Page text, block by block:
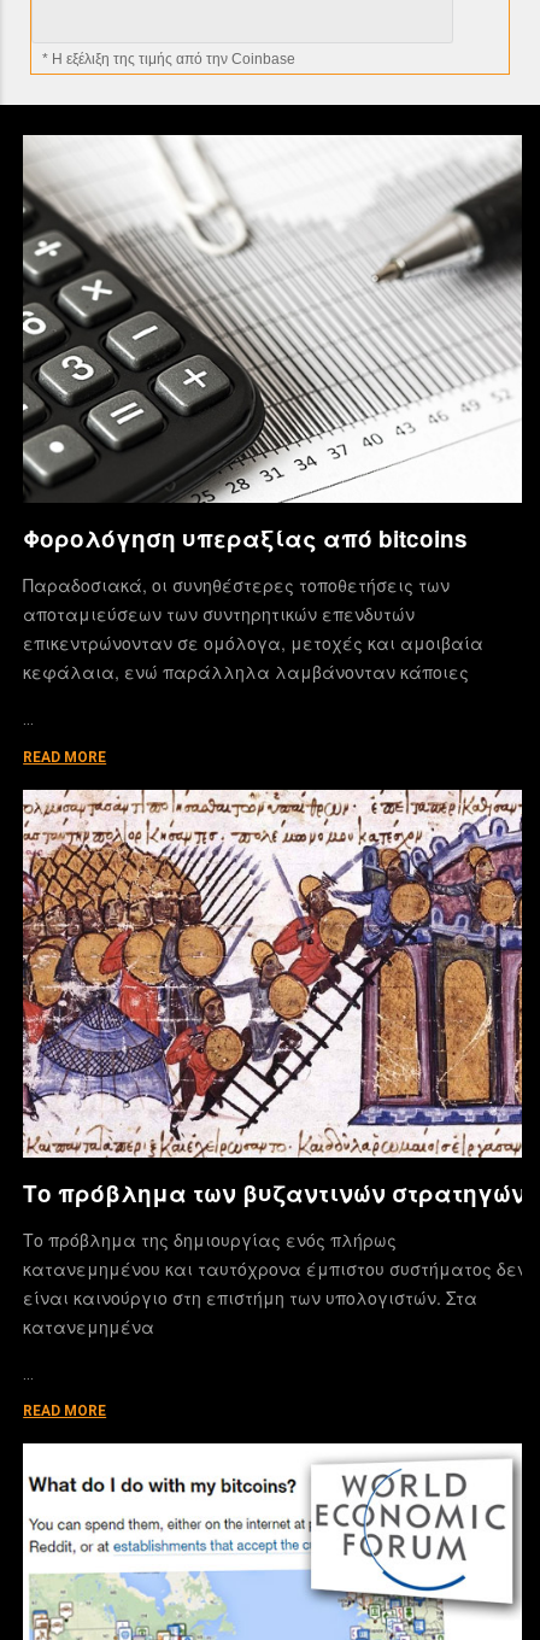
* H εξέλιξη της τιμής από την Coinbase
Φορολόγηση υπεραξίας από bitcoins
Παραδοσιακά, οι συνηθέστερες τοποθετήσεις των
αποταμιεύσεων των συντηρητικών επενδυτών
επικεντρώνονταν σε ομόλογα, μετοχές και αμοιβαία
κεφάλαια, ενώ παράλληλα λαμβάνονταν κάποιες
…
READ MORE
Το πρόβλημα των βυζαντινών στρατηγών
Το πρόβλημα της δημιουργίας ενός πλήρως
κατανεμημένου και ταυτόχρονα έμπιστου συστήματος δεν
είναι καινούργιο στη επιστήμη των υπολογιστών. Στα
κατανεμημένα
READ MORE